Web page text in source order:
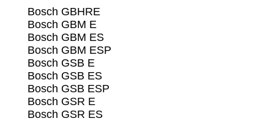
Bosch GBHRE
Bosch GBM E
Bosch GBM ES
Bosch GBM ESP
Bosch GSB E
Bosch GSB ES
Bosch GSB ESP
Bosch GSR E
Bosch GSR ES